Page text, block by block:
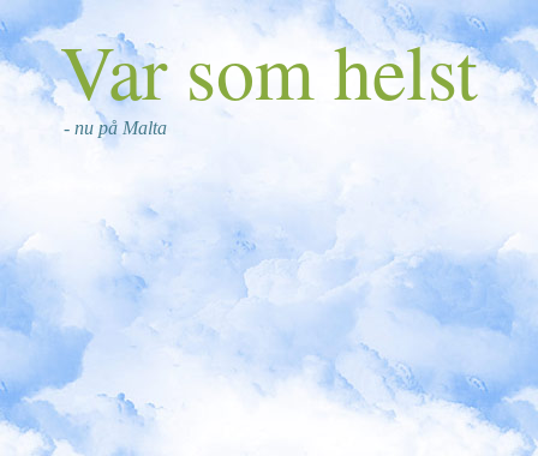
Var som helst
- nu på Malta